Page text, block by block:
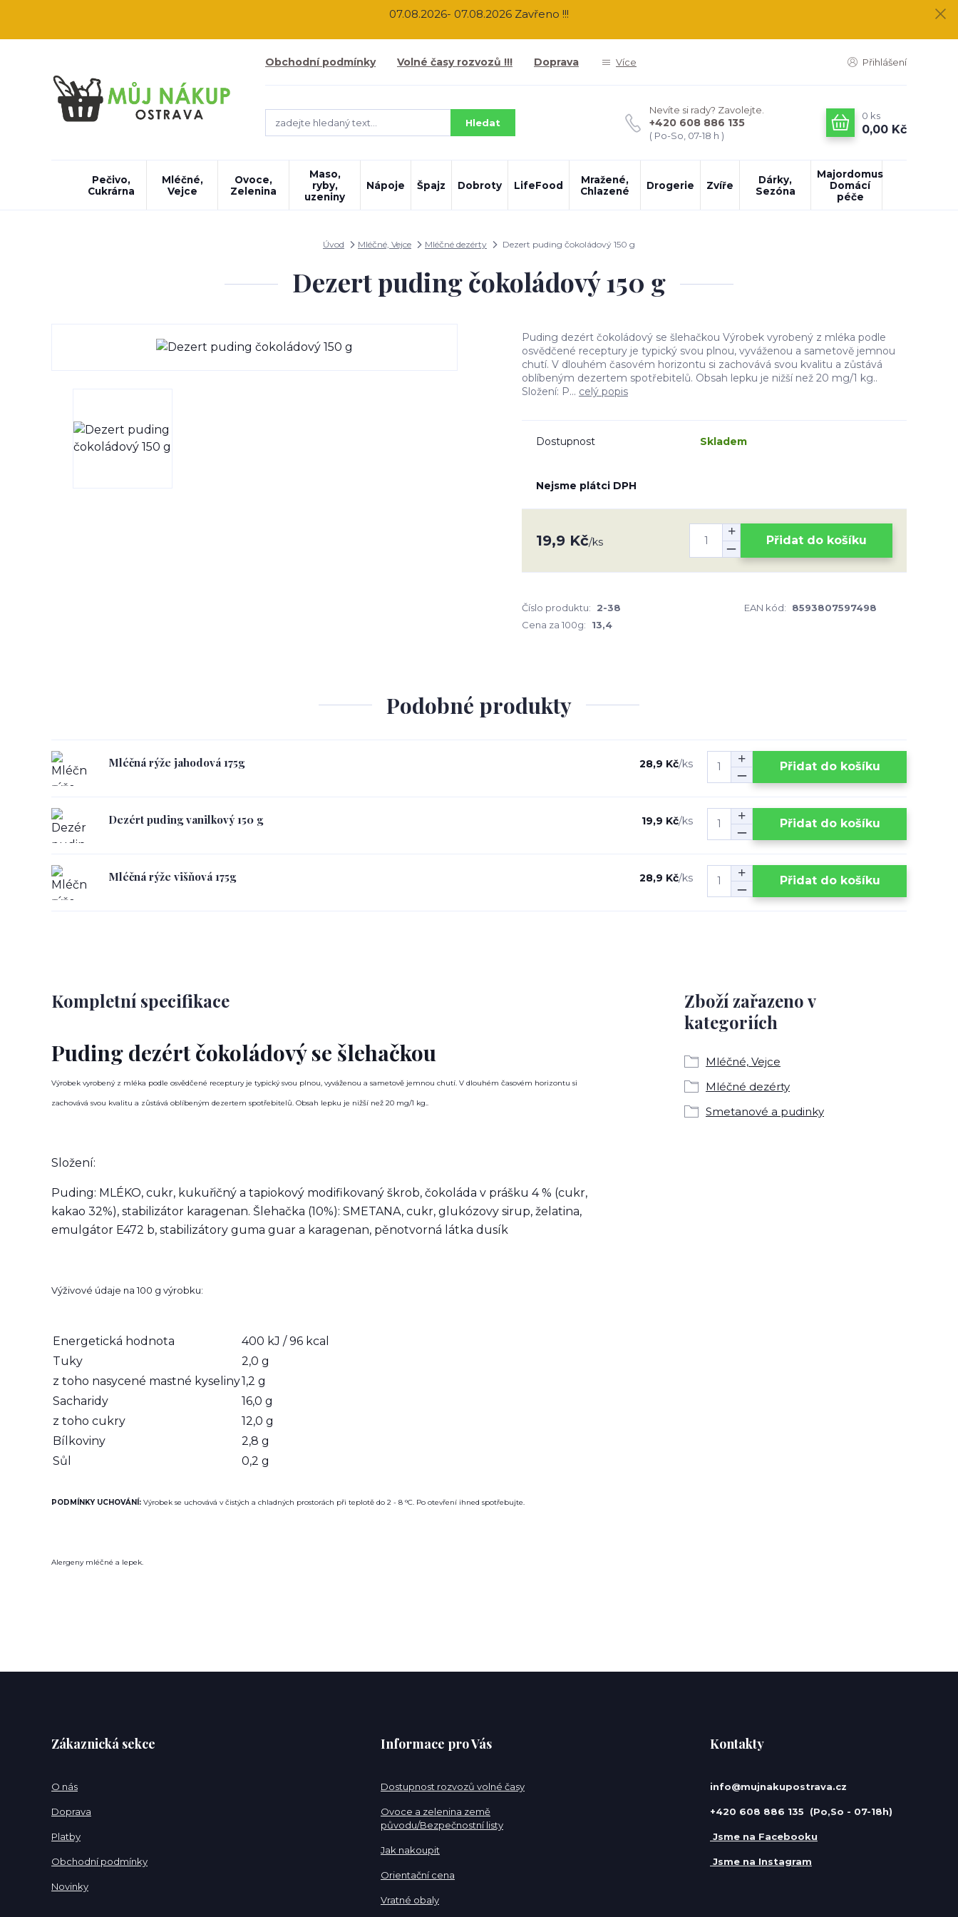
07.08.2026- 07.08.2026 Zavřeno !!!
Obchodní podmínky Volné časy rozvozů !!! Doprava Více Přihlášení
Hledat
Nevíte si rady? Zavolejte.
+420 608 886 135
( Po-So, 07-18 h )
0 ks
0,00 Kč
Pečivo,
Cukrárna
Mléčné,
Vejce
Ovoce,
Zelenina
Maso,
ryby,
uzeniny
Nápoje Špajz Dobroty LifeFood
Mražené,
Chlazené
Drogerie Zvíře
Dárky,
Sezóna
Majordomus
Domácí
péče
Úvod Mléčné, Vejce Mléčné dezérty Dezert puding čokoládový 150 g
Dezert puding čokoládový 150 g
Puding dezért čokoládový se šlehačkou Výrobek vyrobený z mléka podle
osvědčené receptury je typický svou plnou, vyváženou a sametově jemnou
chutí. V dlouhém časovém horizontu si zachovává svou kvalitu a zůstává
oblíbeným dezertem spotřebitelů. Obsah lepku je nižší než 20 mg/1 kg..
Složení: P... celý popis
Dostupnost Skladem
Nejsme plátci DPH
19,9 Kč/ks Přidat do košíku
Číslo produktu: 2-38 EAN kód:
8593807597498
Cena za 100g:
13,4
Podobné produkty
Mléčná rýže jahodová 175g 28,9 Kč/ks Přidat do košíku
Dezért puding vanilkový 150 g 19,9 Kč/ks Přidat do košíku
Mléčná rýže višňová 175g 28,9 Kč/ks Přidat do košíku
Kompletní specifikace
Puding dezért čokoládový se šlehačkou
Výrobek vyrobený z mléka podle osvědčené receptury je typický svou plnou, vyváženou a sametově jemnou chutí. V dlouhém časovém horizontu si
zachovává svou kvalitu a zůstává oblíbeným dezertem spotřebitelů. Obsah lepku je nižší než 20 mg/1 kg..
Složení:
Puding: MLÉKO, cukr, kukuřičný a tapiokový modifikovaný škrob, čokoláda v prášku 4 % (cukr,
kakao 32%), stabilizátor karagenan. Šlehačka (10%): SMETANA, cukr, glukózovy sirup, želatina,
emulgátor E472 b, stabilizátory guma guar a karagenan, pěnotvorná látka dusík
Výživové údaje na 100 g výrobku:
Energetická hodnota
400 kJ / 96 kcal
Tuky
2,0 g
z toho nasycené mastné kyseliny1,2 g
Sacharidy
16,0 g
z toho cukry
12,0 g
Bílkoviny
2,8 g
Sůl
0,2 g
PODMÍNKY UCHOVÁNÍ: Výrobek se uchovává v čistých a chladných prostorách při teplotě do 2 - 8 °C. Po otevření ihned spotřebujte.
Alergeny mléčné a lepek.
Zboží zařazeno v
kategoriích
Mléčné, Vejce
Mléčné dezérty
Smetanové a pudinky
Zákaznická sekce
O nás
Doprava
Platby
Obchodní podmínky
Novinky
Informace pro Vás
Dostupnost rozvozů volné časy
Ovoce a zelenina země
původu/Bezpečnostní listy
Jak nakoupit
Orientační cena
Vratné obaly
Kontakty
info@mujnakupostrava.cz
+420 608 886 135 (Po,So - 07-18h)
Jsme na Facebooku
Jsme na Instagram